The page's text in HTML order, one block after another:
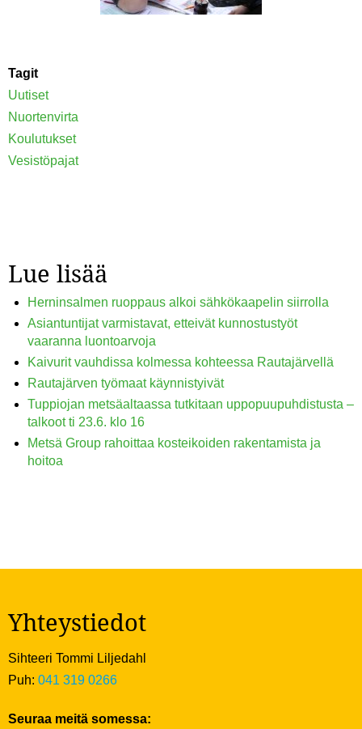
Tagit
Uutiset
Nuortenvirta
Koulutukset
Vesistöpajat
Lue lisää
Herninsalmen ruoppaus alkoi sähkökaapelin siirrolla
Asiantuntijat varmistavat, etteivät kunnostustyöt
vaaranna luontoarvoja
Kaivurit vauhdissa kolmessa kohteessa Rautajärvellä
Rautajärven työmaat käynnistyivät
Tuppiojan metsäaltaassa tutkitaan uppopuupuhdistusta –
talkoot ti 23.6. klo 16
Metsä Group rahoittaa kosteikoiden rakentamista ja
hoitoa
Yhteystiedot
Sihteeri Tommi Liljedahl
Puh: 041 319 0266
Seuraa meitä somessa: